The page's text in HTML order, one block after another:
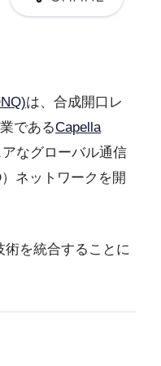
は、合成開口レ
であるCapella
なグローバル通信
ネットワークを開
を統合することに